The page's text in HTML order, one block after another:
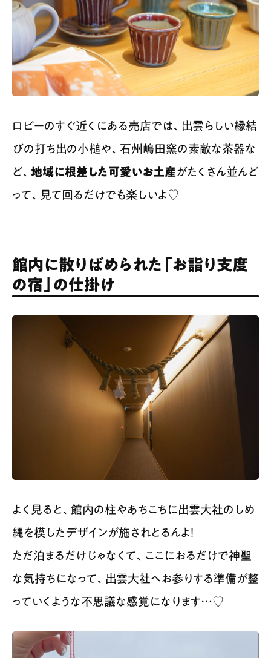
ロビーのすぐ近くにある売店では、出雲らしい縁結
びの打ち出の小槌や、石州嶋田窯の素敵な茶器な
ど、 地域に根差した可愛いお土産がたくさん並んど
って、見て回るだけでも楽しいよ♡
館内に散りばめられた「お詣り支度
の宿」の仕掛け
よく見ると、館内の柱やあちこちに出雲大社のしめ
縄を模したデザインが施されとるんよ！
ただ泊まるだけじゃなくて、ここにおるだけで神聖
な気持ちになって、出雲大社へお参りする準備が整
っていくような不思議な感覚になります…♡